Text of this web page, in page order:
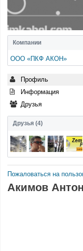
Компании
ООО «ПКФ АКОН»
Профиль
Информация
Друзья
Друзья (4)
Пожаловаться на
Акимов